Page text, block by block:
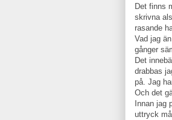
Det finns
skrivna
rasande
Vad jag
gånger
Det
drabbas
på. Jag
Och det
Innan jag
uttryck